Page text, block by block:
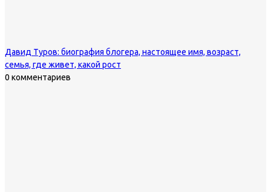
Давид Туров: биография блогера, настоящее имя, возраст,
семья, где живет, какой рост
0 комментариев